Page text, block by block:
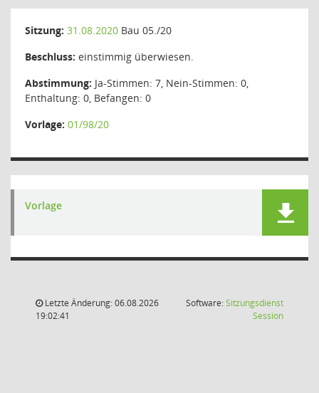
Sitzung: 31.08.2020 Bau 05./20
Beschluss: einstimmig überwiesen.
Abstimmung: Ja-Stimmen: 7, Nein-Stimmen: 0,
Enthaltung: 0, Befangen: 0
Vorlage: 01/98/20
Vorlage
Letzte Änderung: 06.08.2026
19:02:41
Software:Sitzungsdienst
Session(Wird in